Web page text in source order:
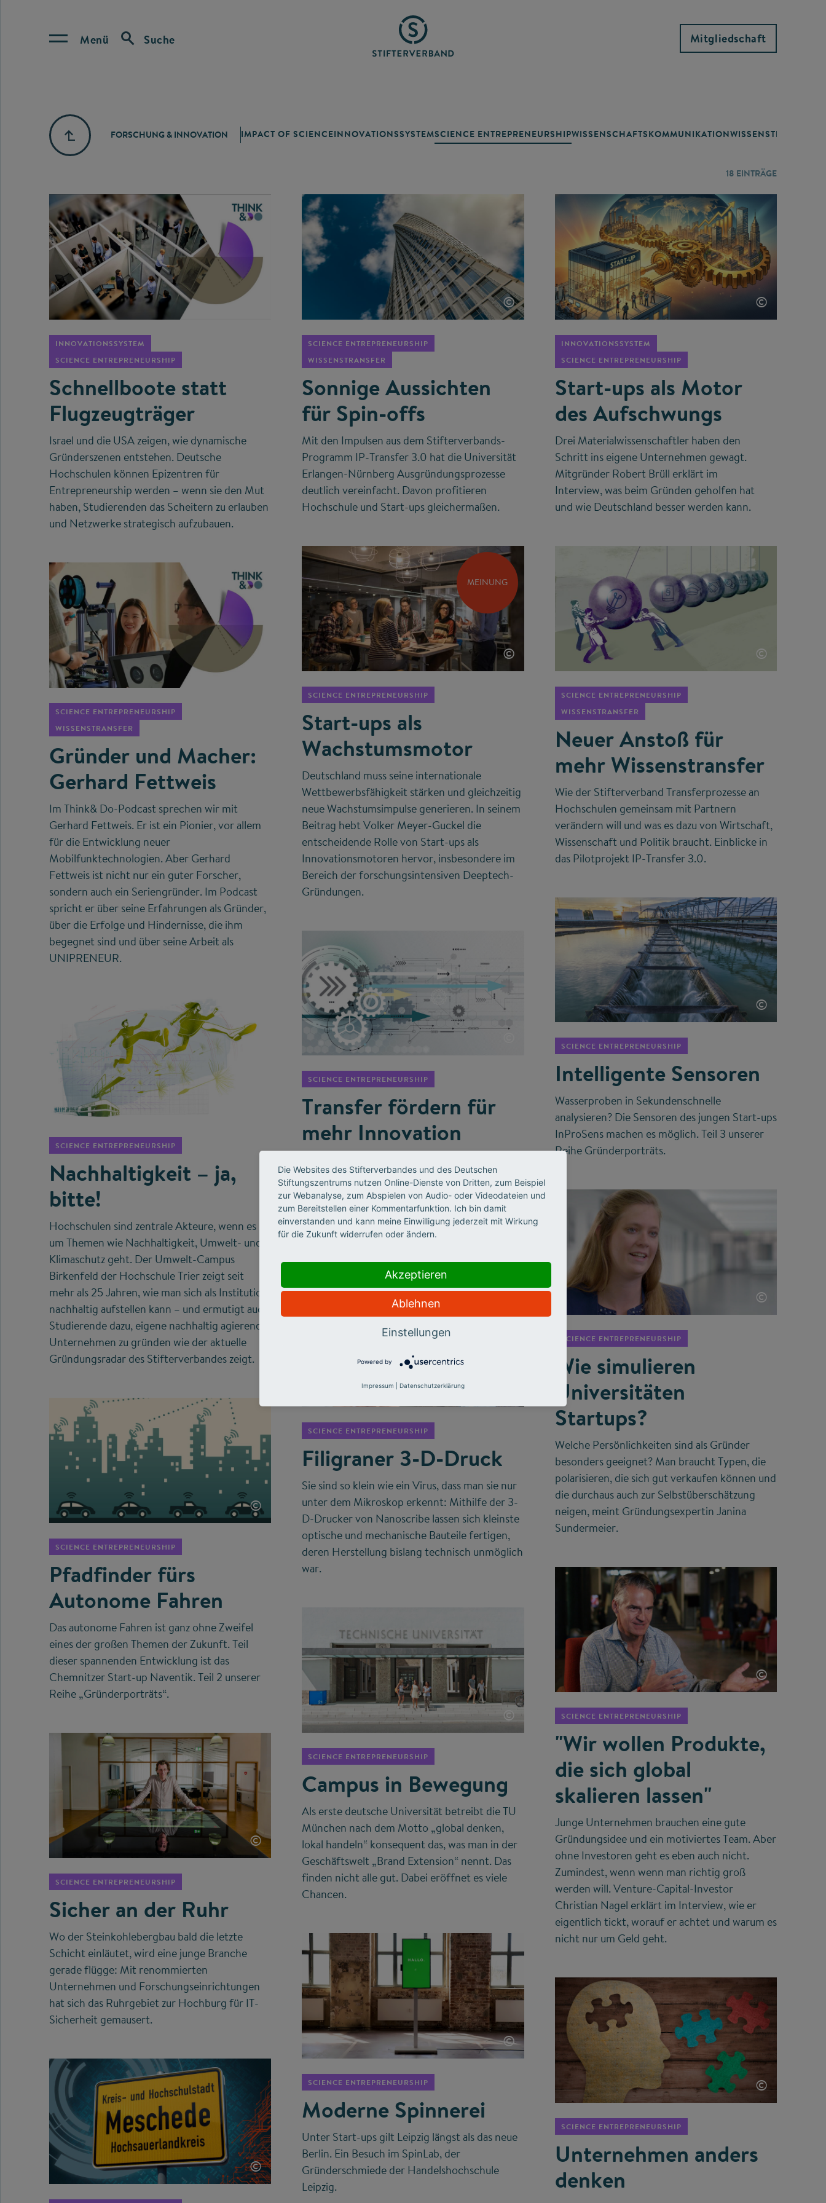
Menü Suche Mitgliedschaft
FORSCHUNG & INNOVATION IMPACT OF SCIENCEINNOVATIONSSYSTEMSCIENCE ENTREPRENEURSHIPWISSENSCHAFTSKOMMUNIKATIONWISSENSTRANSFER
18 EINTRÄGE
INNOVATIONSSYSTEM
SCIENCE ENTREPRENEURSHIP
Schnellboote statt
Flugzeugträger
Israel und die USA zeigen, wie dynamische
Gründerszenen entstehen. Deutsche
Hochschulen können Epizentren für
Entrepreneurship werden – wenn sie den Mut
haben, Studierenden das Scheitern zu erlauben
und Netzwerke strategisch aufzubauen.
©
SCIENCE ENTREPRENEURSHIP
WISSENSTRANSFER
Sonnige Aussichten
für Spin-offs
Mit den Impulsen aus dem Stifterverbands-
Programm IP-Transfer 3.0 hat die Universität
Erlangen-Nürnberg Ausgründungsprozesse
deutlich vereinfacht. Davon profitieren
Hochschule und Start-ups gleichermaßen.
©
INNOVATIONSSYSTEM
SCIENCE ENTREPRENEURSHIP
Start-ups als Motor
des Aufschwungs
Drei Materialwissenschaftler haben den
Schritt ins eigene Unternehmen gewagt.
Mitgründer Robert Brüll erklärt im
Interview, was beim Gründen geholfen hat
und wie Deutschland besser werden kann.
SCIENCE ENTREPRENEURSHIP
WISSENSTRANSFER
Gründer und Macher:
Gerhard Fettweis
Im Think& Do-Podcast sprechen wir mit
Gerhard Fettweis. Er ist ein Pionier, vor allem
für die Entwicklung neuer
Mobilfunktechnologien. Aber Gerhard
Fettweis ist nicht nur ein guter Forscher,
sondern auch ein Seriengründer. Im Podcast
spricht er über seine Erfahrungen als Gründer,
über die Erfolge und Hindernisse, die ihm
begegnet sind und über seine Arbeit als
UNIPRENEUR.
MEINUNG
©
SCIENCE ENTREPRENEURSHIP
Start-ups als
Wachstumsmotor
Deutschland muss seine internationale
Wettbewerbsfähigkeit stärken und gleichzeitig
neue Wachstumsimpulse generieren. In seinem
Beitrag hebt Volker Meyer-Guckel die
entscheidende Rolle von Start-ups als
Innovationsmotoren hervor, insbesondere im
Bereich der forschungsintensiven Deeptech-
Gründungen.
©
SCIENCE ENTREPRENEURSHIP
WISSENSTRANSFER
Neuer Anstoß für
mehr Wissenstransfer
Wie der Stifterverband Transferprozesse an
Hochschulen gemeinsam mit Partnern
verändern will und was es dazu von Wirtschaft,
Wissenschaft und Politik braucht. Einblicke in
das Pilotprojekt IP-Transfer 3.0.
SCIENCE ENTREPRENEURSHIP
Nachhaltigkeit – ja,
bitte!
Hochschulen sind zentrale Akteure, wenn es
um Themen wie Nachhaltigkeit, Umwelt- und
Klimaschutz geht. Der Umwelt-Campus
Birkenfeld der Hochschule Trier zeigt seit
mehr als 25 Jahren, wie man sich als Institution
nachhaltig aufstellen kann – und ermutigt auch
Studierende dazu, eigene nachhaltig agierende
Unternehmen zu gründen wie der aktuelle
Gründungsradar des Stifterverbandes zeigt.
SCIENCE ENTREPRENEURSHIP
Transfer fördern für
mehr Innovation
der Gesellschaft zugute kommen, ist eine enge
Verzahnung von Wissenschaft, Wirtschaft und
Gesellschaft notwendig. Dafür setzt sich der
Stifterverband mit seiner jahrzehntelangen
Erfahrung ein.
©
SCIENCE ENTREPRENEURSHIP
Intelligente Sensoren
Wasserproben in Sekundenschnelle
analysieren? Die Sensoren des jungen Start-ups
InProSens machen es möglich. Teil 3 unserer
Reihe Gründerporträts.
©
SCIENCE ENTREPRENEURSHIP
Pfadfinder fürs
Autonome Fahren
Das autonome Fahren ist ganz ohne Zweifel
eines der großen Themen der Zukunft. Teil
dieser spannenden Entwicklung ist das
Chemnitzer Start-up Naventik. Teil 2 unserer
Reihe „Gründerporträts“.
SCIENCE ENTREPRENEURSHIP
Filigraner 3-D-Druck
Sie sind so klein wie ein Virus, dass man sie nur
unter dem Mikroskop erkennt: Mithilfe der 3-
D-Drucker von Nanoscribe lassen sich kleinste
optische und mechanische Bauteile fertigen,
deren Herstellung bislang technisch unmöglich
war.
©
SCIENCE ENTREPRENEURSHIP
Wie simulieren
Universitäten
Startups?
Welche Persönlichkeiten sind als Gründer
besonders geeignet? Man braucht Typen, die
polarisieren, die sich gut verkaufen können und
die durchaus auch zur Selbstüberschätzung
neigen, meint Gründungsexpertin Janina
Sundermeier.
©
SCIENCE ENTREPRENEURSHIP
Sicher an der Ruhr
Wo der Steinkohlebergbau bald die letzte
Schicht einläutet, wird eine junge Branche
gerade flügge: Mit renommierten
Unternehmen und Forschungseinrichtungen
hat sich das Ruhrgebiet zur Hochburg für IT-
Sicherheit gemausert.
©
SCIENCE ENTREPRENEURSHIP
Campus in Bewegung
Als erste deutsche Universität betreibt die TU
München nach dem Motto „global denken,
lokal handeln“ konsequent das, was man in der
Geschäftswelt „Brand Extension“ nennt. Das
finden nicht alle gut. Dabei eröffnet es viele
Chancen.
©
SCIENCE ENTREPRENEURSHIP
"Wir wollen Produkte,
die sich global
skalieren lassen"
Junge Unternehmen brauchen eine gute
Gründungsidee und ein motiviertes Team. Aber
ohne Investoren geht es eben auch nicht.
Zumindest, wenn wenn man richtig groß
werden will. Venture-Capital-Investor
Christian Nagel erklärt im Interview, wie er
eigentlich tickt, worauf er achtet und warum es
nicht nur um Geld geht.
©
©
SCIENCE ENTREPRENEURSHIP
Moderne Spinnerei
Unter Start-ups gilt Leipzig längst als das neue
Berlin. Ein Besuch im SpinLab, der
Gründerschmiede der Handelshochschule
Leipzig.
©
SCIENCE ENTREPRENEURSHIP
Unternehmen anders
denken
Die Websites des Stifterverbandes und des Deutschen
Stiftungszentrums nutzen Online-Dienste von Dritten, zum Beispiel
zur Webanalyse, zum Abspielen von Audio- oder Videodateien und
zum Bereitstellen einer Kommentarfunktion. Ich bin damit
einverstanden und kann meine Einwilligung jederzeit mit Wirkung
für die Zukunft widerrufen oder ändern.
Akzeptieren
Ablehnen
Einstellungen
Powered by
Impressum Datenschutzerklärung